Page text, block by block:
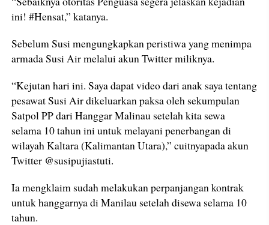
ini! #Hensat,” katanya.
Sebelum Susi mengungkapkan peristiwa yang menimpa
armada Susi Air melalui akun Twitter miliknya.
“Kejutan hari ini. Saya dapat video dari anak saya tentang
pesawat Susi Air dikeluarkan paksa oleh sekumpulan
Satpol PP dari Hanggar Malinau setelah kita sewa
selama 10 tahun ini untuk melayani penerbangan di
wilayah Kaltara (Kalimantan Utara),” cuitnyapada akun
Twitter @susipujiastuti.
Ia mengklaim sudah melakukan perpanjangan kontrak
untuk hanggarnya di Manilau setelah disewa selama 10
tahun.